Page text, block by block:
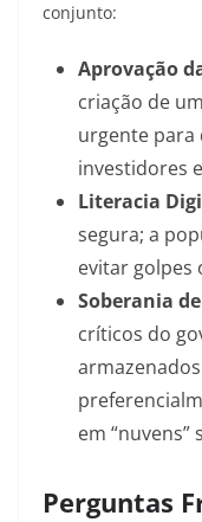
conjunto:
Aprovação
criação de
urgente para
investidores
Literacia
segura; a
evitar golpes
Soberania
críticos do
em “nuvens”
Perguntas